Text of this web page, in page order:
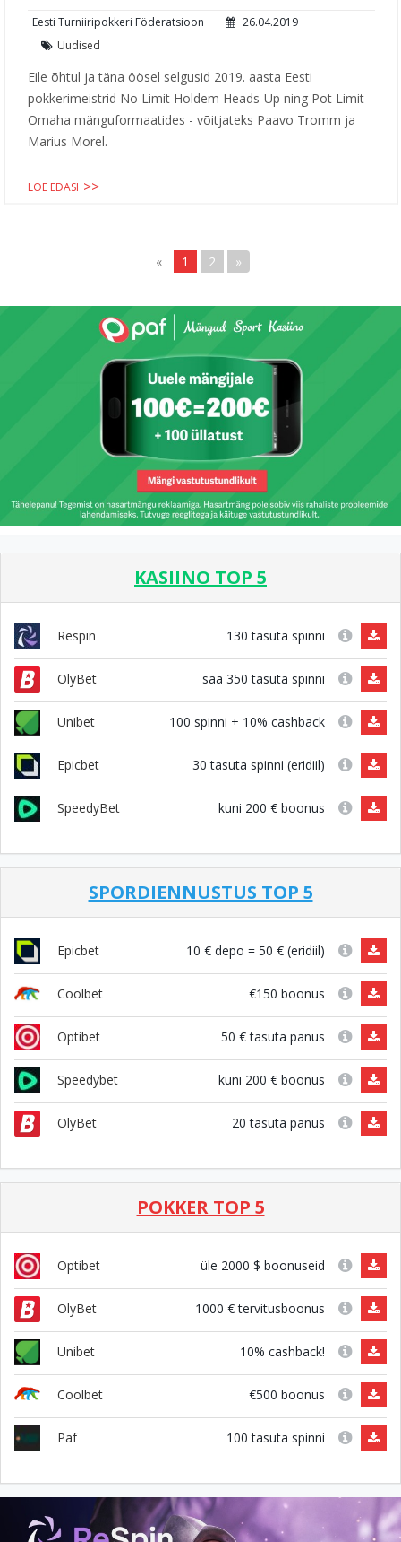
Eesti Turniiripokkeri Föderatsioon
26.04.2019
Uudised
Eile õhtul ja täna öösel selgusid 2019. aasta Eesti
pokkerimeistrid No Limit Holdem Heads-Up ning Pot Limit
Omaha mänguformaatides - võitjateks Paavo Tromm ja
Marius Morel.
LOE EDASI
« 1 2 »
KASIINO TOP 5
Respin 130 tasuta spinni
OlyBet saa 350 tasuta spinni
Unibet 100 spinni + 10% cashback
Epicbet 30 tasuta spinni (eridiil)
SpeedyBet kuni 200 € boonus
SPORDIENNUSTUS TOP 5
Epicbet 10 € depo = 50 € (eridiil)
Coolbet €150 boonus
Optibet 50 € tasuta panus
Speedybet kuni 200 € boonus
OlyBet 20 tasuta panus
POKKER TOP 5
Optibet üle 2000 $ boonuseid
OlyBet 1000 € tervitusboonus
Unibet 10% cashback!
Coolbet €500 boonus
Paf 100 tasuta spinni